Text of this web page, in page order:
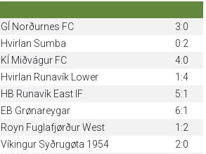
GÍ Norðurnes FC
3:0
Hvirlan Sumba
0:2
KÍ Miðvágur FC
4:0
Hvirlan Runavík Lower
1:4
HB Runavík East IF
5:1
EB Grønareygar
6:1
Royn Fuglafjørður West
1:2
Víkingur Syðrugøta 1954
2:0